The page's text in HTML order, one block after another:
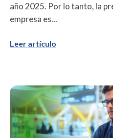
año 2025. Por lo tanto, la
empresa es...
Leer artículo